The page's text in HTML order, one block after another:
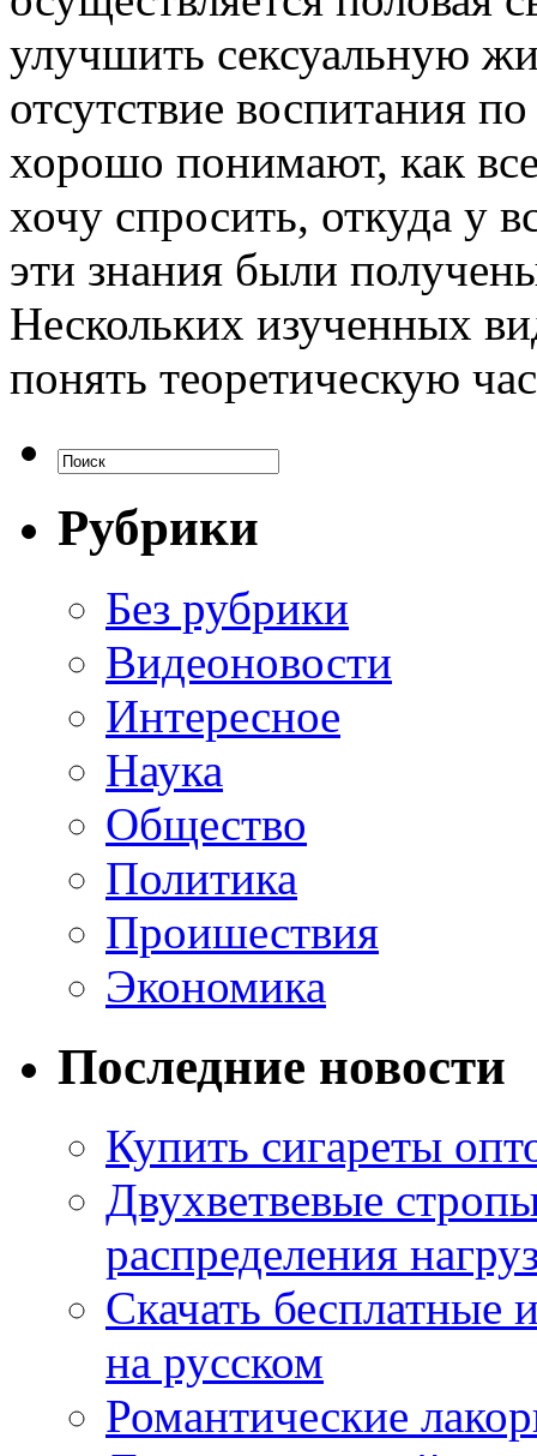
улучшить сексуальную
отсутствие воспитания
хорошо понимают, как
хочу спросить, откуда у
эти знания были
Нескольких изученных
понять теоретическую
Рубрики
Без рубрики
Видеоновости
Интересное
Наука
Общество
Политика
Проишествия
Экономика
Последние новости
Купить сигареты
Двухветвевые
распределения
Скачать
на русском
Романтические